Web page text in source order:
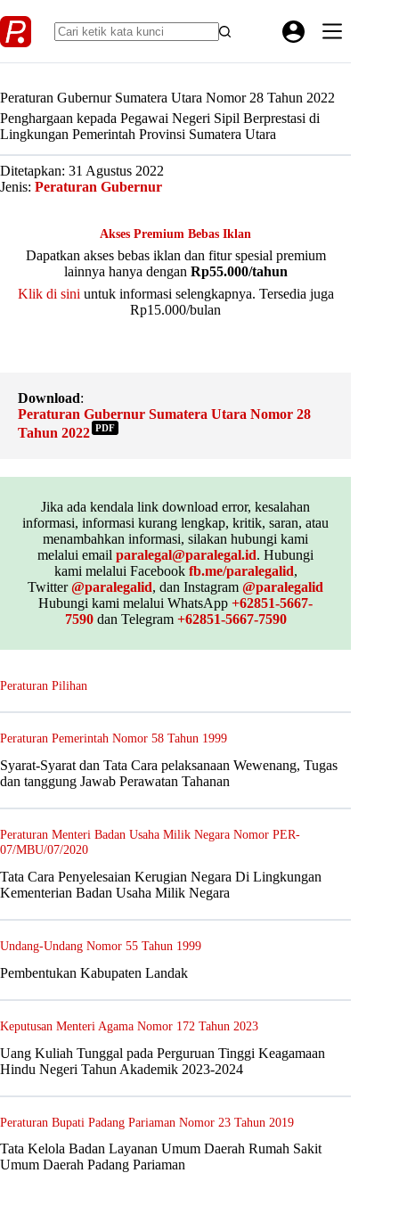
to
content
Peraturan Gubernur Sumatera Utara Nomor 28 Tahun 2022
Penghargaan kepada Pegawai Negeri Sipil Berprestasi di
Lingkungan Pemerintah Provinsi Sumatera Utara
Ditetapkan: 31 Agustus 2022
Jenis: Peraturan Gubernur
Akses Premium Bebas Iklan
Dapatkan akses bebas iklan dan fitur spesial premium
lainnya hanya dengan Rp55.000/tahun
Klik di sini untuk informasi selengkapnya. Tersedia juga
Rp15.000/bulan
Download:
Peraturan Gubernur Sumatera Utara Nomor 28
Tahun 2022 PDF
Jika ada kendala link download error, kesalahan
informasi, informasi kurang lengkap, kritik, saran, atau
menambahkan informasi, silakan hubungi kami
melalui emailparalegal@paralegal.id. Hubungi
kami melalui Facebook fb.me/paralegalid,
Twitter@paralegalid, dan Instagram@paralegalid
Hubungi kami melalui WhatsApp+62851-5667-
7590dan Telegram +62851-5667-7590
Peraturan Pilihan
Peraturan Pemerintah Nomor 58 Tahun 1999
Syarat-Syarat dan Tata Cara pelaksanaan Wewenang, Tugas
dan tanggung Jawab Perawatan Tahanan
Peraturan Menteri Badan Usaha Milik Negara Nomor PER-
07/MBU/07/2020
Tata Cara Penyelesaian Kerugian Negara Di Lingkungan
Kementerian Badan Usaha Milik Negara
Undang-Undang Nomor 55 Tahun 1999
Pembentukan Kabupaten Landak
Keputusan Menteri Agama Nomor 172 Tahun 2023
Uang Kuliah Tunggal pada Perguruan Tinggi Keagamaan
Hindu Negeri Tahun Akademik 2023-2024
Peraturan Bupati Padang Pariaman Nomor 23 Tahun 2019
Tata Kelola Badan Layanan Umum Daerah Rumah Sakit
Umum Daerah Padang Pariaman